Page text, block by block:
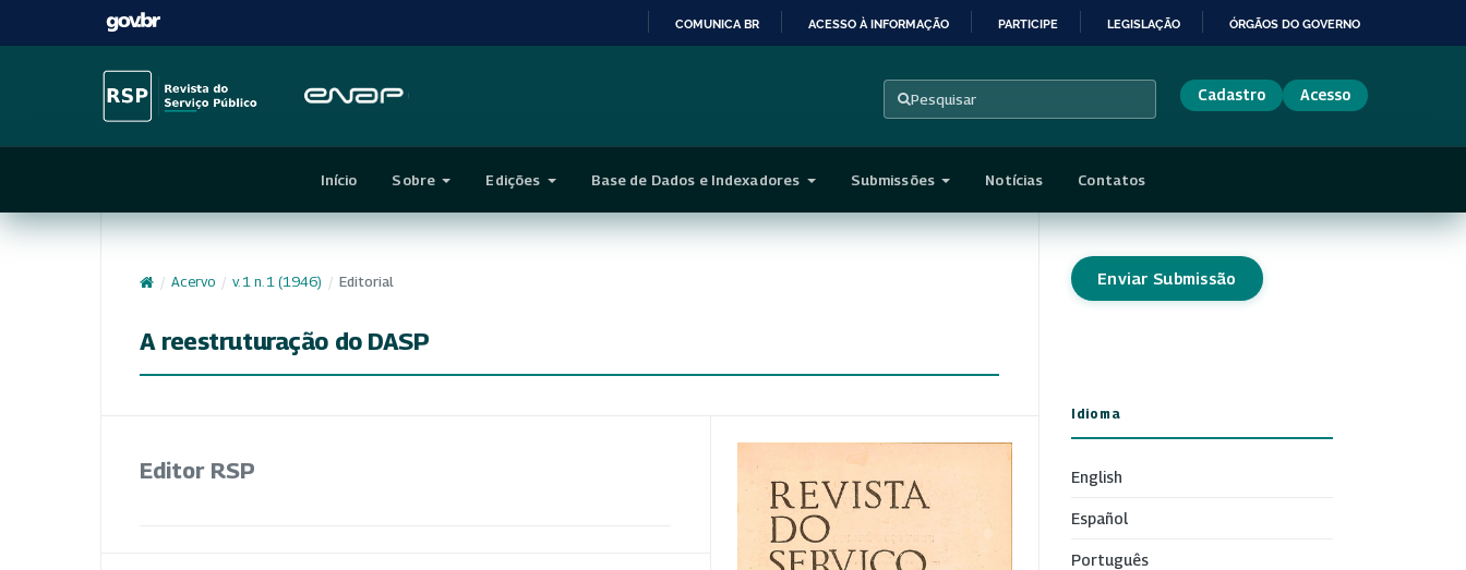
CONTEÚDO
COMUNICA BR ACESSO À INFORMAÇÃO PARTICIPE LEGISLAÇÃO ÓRGÃOS DO GOVERNO
Pesquisar Cadastro Acesso
Início Sobre Edições Base de Dados e Indexadores Submissões Notícias Contatos
/ Acervo / v. 1 n. 1 (1946) / Editorial
A reestruturação do DASP
Editor RSP
Enviar Submissão
Idioma
English
Español
Português